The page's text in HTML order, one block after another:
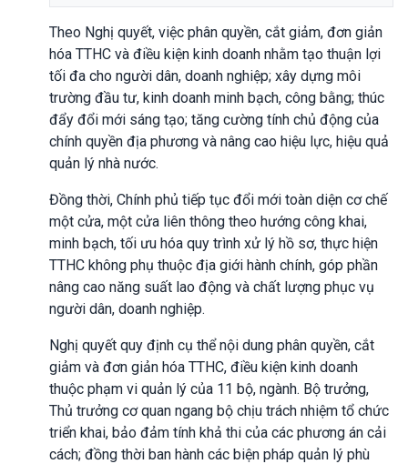
Theo Nghị quyết, việc phân quyền, cắt giảm, đơn giản
hóa TTHC và điều kiện kinh doanh nhằm tạo thuận lợi
tối đa cho người dân, doanh nghiệp; xây dựng môi
trường đầu tư, kinh doanh minh bạch, công bằng; thúc
đẩy đổi mới sáng tạo; tăng cường tính chủ động của
chính quyền địa phương và nâng cao hiệu lực, hiệu quả
quản lý nhà nước.
Đồng thời, Chính phủ tiếp tục đổi mới toàn diện cơ chế
một cửa, một cửa liên thông theo hướng công khai,
minh bạch, tối ưu hóa quy trình xử lý hồ sơ, thực hiện
TTHC không phụ thuộc địa giới hành chính, góp phần
nâng cao năng suất lao động và chất lượng phục vụ
người dân, doanh nghiệp.
Nghị quyết quy định cụ thể nội dung phân quyền, cắt
giảm và đơn giản hóa TTHC, điều kiện kinh doanh
thuộc phạm vi quản lý của 11 bộ, ngành. Bộ trưởng,
Thủ trưởng cơ quan ngang bộ chịu trách nhiệm tổ chức
triển khai, bảo đảm tính khả thi của các phương án cải
cách; đồng thời ban hành các biện pháp quản lý phù